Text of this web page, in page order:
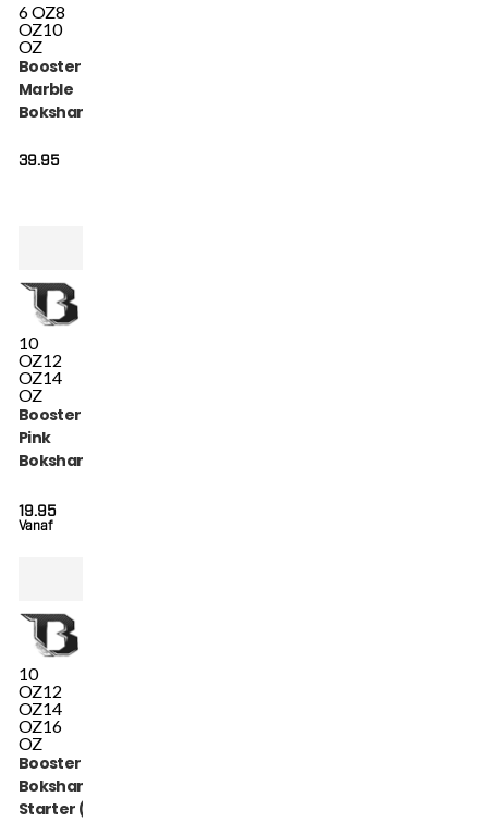
6 OZ8
OZ10
OZ
Booster Youth
Marble
Bokshandschoenen
GOLD)
39.95
10
OZ12
OZ14
OZ
Booster BT Starter
Pink
Bokshandschoenen
Vanaf
19.95
10
OZ12
OZ14
OZ16
OZ
Booster Fight Gear
Bokshandschoenen
Starter (BT